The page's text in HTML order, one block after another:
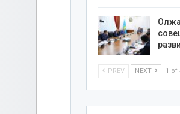
PREV NEXT 1 of